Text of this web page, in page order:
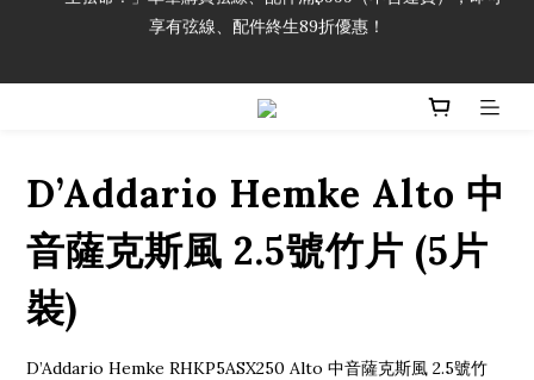
「一生弦命！」單筆購買弦線、配件滿$999（不含運費），即可
享有弦線、配件終生89折優惠！
加入會員即領2000元購物金。 加入購物車查看更多折扣！
享有弦線、配件終生89折優惠！
D’Addario Hemke Alto 中
音薩克斯風 2.5號竹片 (5片
裝)
D’Addario Hemke RHKP5ASX250 Alto 中音薩克斯風 2.5號竹